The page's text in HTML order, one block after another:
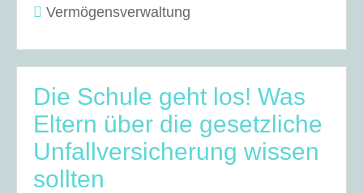
Vermögensverwaltung
Die Schule geht los! Was
Eltern über die gesetzliche
Unfallversicherung wissen
sollten